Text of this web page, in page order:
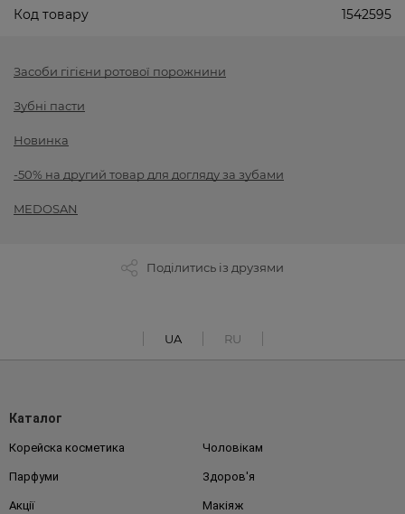
Код товару 1542595
Засоби гігієни ротової порожнини
Зубні пасти
Новинка
-50% на другий товар для догляду за зубами
MEDOSAN
Поділитись із друзями
UA RU
Каталог
Корейска косметика Чоловікам
Парфуми Здоров'я
Акції Макіяж